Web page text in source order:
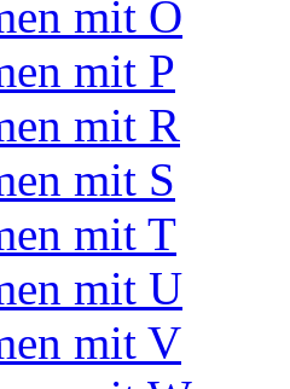
mit O
mit P
mit R
mit S
mit T
mit U
mit V